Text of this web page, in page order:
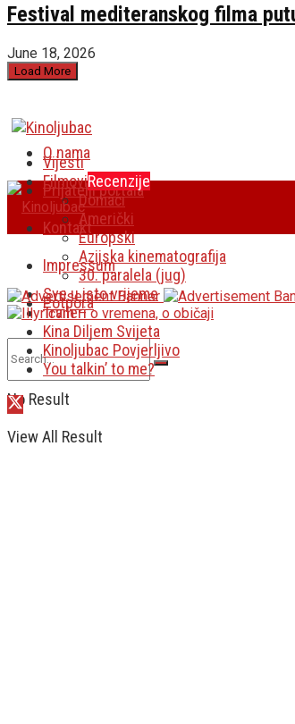
Festival mediteranskog filma
June 18, 2026
Load More
O nama
Prijatelji portala
Kontakt
Impressum
Potpora
No Result
View All Result
Vijesti
FilmoviRecenzije
Domaći
Američki
Europski
Azijska kinematografija
30. paralela (jug)
Sve u isto vrijeme
Traileri
Kina Diljem Svijeta
Kinoljubac Povjerljivo
You talkin’ to me?